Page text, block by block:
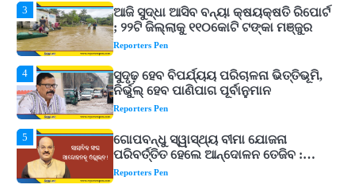
4
ସୁଦୃଢ଼ ହେବ ବିପର୍ଯ୍ୟୟ ପରିଚାଳନା ଭିତ୍ତିଭୂମି,
ନିର୍ଭୁଲ୍ ହେବ ପାଣିପାଗ ପୂର୍ବାନୁମାନ
Reporters Pen
5
ଗୋପବନ୍ଧୁ ସ୍ୱାସ୍ଥ୍ୟ ବୀମା ଯୋଜନା
ପରିବର୍ତ୍ତିତ ହେଲେ ଆନ୍ଦୋଳନ ତେଜିବ :
ଉତ୍କଳ ସାମ୍ବାଦିକ ସଂଘ
Reporters Pen
1
Shiva Mantras Sawan 2026: ଶ୍ରାବଣରେ
ନିୟମିତ ଜପ କରନ୍ତୁ ଭଗବାନ ଶିବଙ୍କ ଏହି
୩ଟି ଶକ୍ତିଶାଳୀ ମନ୍ତ୍ର, ଦୂର ହୋଇପାରେ
ଆର୍ଥିକ ସଙ୍କଟ
Reporters Pen